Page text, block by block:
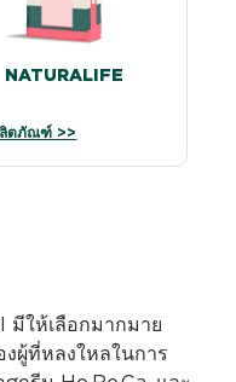
NATURALIFE
ตภัณฑ์ >>
ให้เลือกมากมาย
ผู้ที่หลงใหลในการ